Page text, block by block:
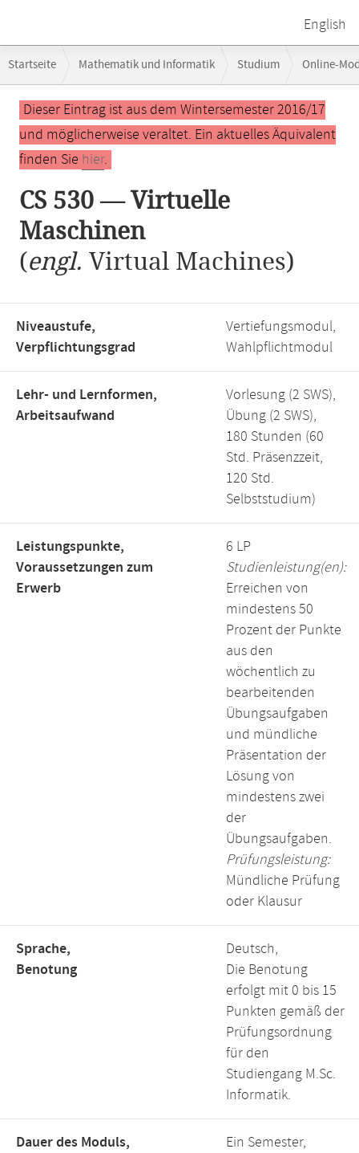
English
Navigation
Startseite Mathematik und Informatik Studium Online-
Hauptinhalt
Dieser Eintrag ist aus dem Wintersemester 2016/17
und möglicherweise veraltet. Ein aktuelles Äquivalent
finden Sie hier.
CS 530 — Virtuelle
Maschinen
(engl. Virtual Machines)
Niveaustufe,
Verpflichtungsgrad
Vertiefungsmodul,
Wahlpflichtmodul
Lehr- und Lernformen,
Arbeitsaufwand
Vorlesung (2 SWS),
Übung (2 SWS),
180 Stunden (60
Std. Präsenzzeit,
120 Std.
Selbststudium)
Leistungspunkte,
Voraussetzungen zum
Erwerb
6 LP
Studienleistung(en):
Erreichen von
mindestens 50
Prozent der Punkte
aus den
wöchentlich zu
bearbeitenden
Übungsaufgaben
und mündliche
Präsentation der
Lösung von
mindestens zwei
der
Übungsaufgaben.
Prüfungsleistung:
Mündliche Prüfung
oder Klausur
Sprache,
Benotung
Deutsch,
Die Benotung
erfolgt mit 0 bis 15
Punkten gemäß der
Prüfungsordnung
für den
Studiengang M.Sc.
Informatik.
Dauer des Moduls,
Ein Semester,